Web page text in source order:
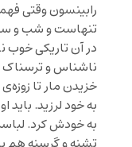
رابینسون وقتی
تنهاست و شب و
در آن تاریکی خوب
ناشناس و ترسناک
خزیدن مار تا
به خود لرزید.
به خودش کرد.